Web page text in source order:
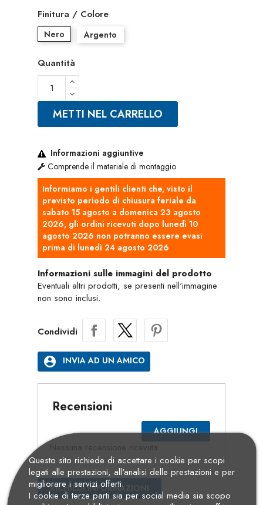
Finitura / Colore
Nero Argento
Quantità
METTI NEL CARRELLO
Informazioni aggiuntive
Comprende il materiale di montaggio
Informiamo i gentili clienti che, visto il
previsto periodo di chiusura feriale da
sabato 15 agosto a domenica 23 agosto
2026, gli ordini ricevuti dopo lunedì 10
agosto 2026 non potranno essere evasi
prima di lunedì 24 agosto 2026
Informazioni sulle immagini del prodotto
Eventuali altri prodotti, se presenti nell'immagine
non sono inclusi.
Condividi
account_circle INVIA AD UN AMICO
Recensioni
AGGIUNGI
RICHIEDI INFORMAZIONI
Questo sito richiede di accettare i cookie per scopi
legati alle prestazioni, all'analisi delle prestazioni e per
migliorare i servizi offerti.
I cookie di terze parti sia per social media sia scopo